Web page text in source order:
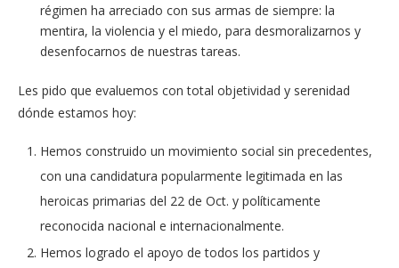
régimen ha arreciado con sus armas de siempre: la
mentira, la violencia y el miedo, para desmoralizarnos y
desenfocarnos de nuestras tareas.
Les pido que evaluemos con total objetividad y serenidad
dónde estamos hoy:
Hemos construido un movimiento social sin precedentes,
con una candidatura popularmente legitimada en las
heroicas primarias del 22 de Oct. y políticamente
reconocida nacional e internacionalmente.
Hemos logrado el apoyo de todos los partidos y